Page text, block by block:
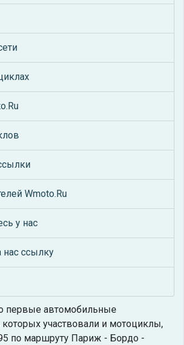
Wmoto.Ru
у нас
нас ссылку
первые автомобильные
участвовали и мотоциклы,
по маршруту Париж - Бордо -